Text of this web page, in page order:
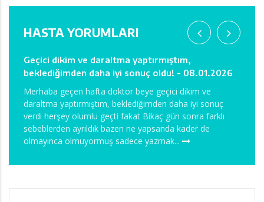
HASTA YORUMLARI
Geçici dikim ve daraltma yaptırmıştım,
beklediğimden daha iyi sonuç oldu! - 08.01.2026
Merhaba geçen hafta doktor beye geçici dikim ve
daraltma yaptırmıştım, beklediğimden daha iyi sonuç
verdi herşey olumlu geçti fakat Bikaç gün sonra farklı
sebeblerden ayrıldık bazen ne yapsanda kader de
olmayınca olmuyormuş sadece yazmak...